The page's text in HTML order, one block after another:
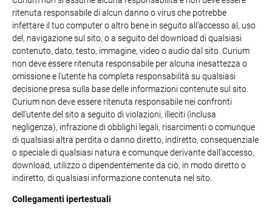
ritenuta responsabile di alcun danno o virus che potrebbe
infettare il tuo computer o altro bene in seguito all’accesso al, uso
del, navigazione sul sito, o a seguito del download di qualsiasi
contenuto, dato, testo, immagine, video o audio dal sito. Curium
non deve essere ritenuta responsabile per alcuna inesattezza o
omissione e l’utente ha completa responsabilità su qualsiasi
decisione presa sulla base delle informazioni contenute sul sito.
Curium non deve essere ritenuta responsabile nei confronti
dell’utente del sito a seguito di violazioni, illeciti (inclusa
negligenza), infrazione di obblighi legali, risarcimenti o comunque
di qualsiasi altra perdita o danno diretto, indiretto, consequenziale
o speciale di qualsiasi natura e comunque derivante dall’accesso,
download, utilizzo o dipendentemente da ciò, in modo diretto o
indiretto, di qualsiasi informazione contenuta nel sito.
Collegamenti ipertestuali